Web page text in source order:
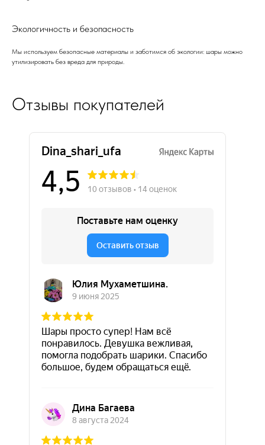
Экологичность и безопасность
Мы используем безопасные материалы и заботимся об экологии: шары можно
утилизировать без вреда для природы.
Отзывы покупателей